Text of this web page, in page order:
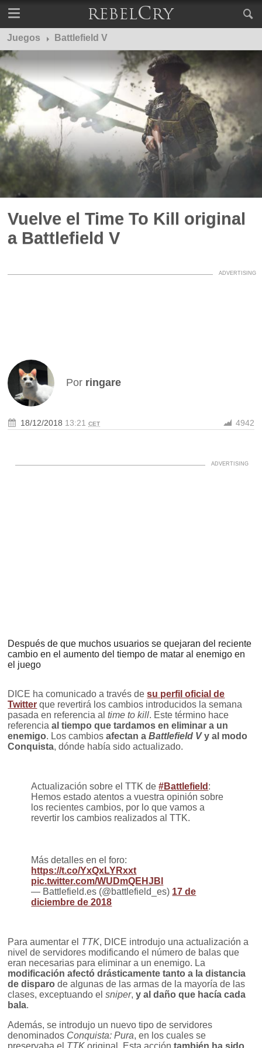
Juegos Battlefield V
Vuelve el Time To Kill original
a Battlefield V
Por ringare
18/12/2018 13:21CET 4942
Después de que muchos usuarios se quejaran del reciente
cambio en el aumento del tiempo de matar al enemigo en
el juego
DICE ha comunicado a través desu perfil oficial de
Twitter que revertirá los cambios introducidos la semana
pasada en referencia altime to kill. Este término hace
referenciaal tiempo que tardamos en eliminar a un
enemigo. Los cambiosafectan aBattlefield Vy al modo
Conquista, dónde había sido actualizado.
Actualización sobre el TTK de#Battlefield :
Hemos estado atentos a vuestra opinión sobre
los recientes cambios, por lo que vamos a
revertir los cambios realizados al TTK.
Más detalles en el foro:
https://t.co/YxQxLYRxxt
pic.twitter.com/WUDmQEHJBl
— Battlefield.es (@battlefield_es) 17 de
diciembre de 2018
Para aumentar el TTK, DICE introdujo una actualización a
nivel de servidores modificando el número de balas que
eran necesarias para eliminar a un enemigo. La
modificación afectó drásticamente tanto a la distancia
de disparo de algunas de las armas de la mayoría de las
clases, exceptuando elsniper,y al daño que hacía cada
bala.
Además, se introdujo un nuevo tipo de servidores
denominados Conquista: Pura, en los cuales se
preservaba el TTK original. Esta accióntambién ha sido